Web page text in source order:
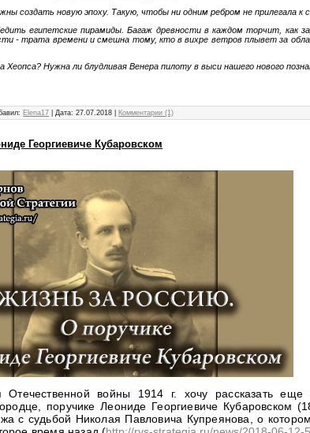
создать новую эпоху. Такую, чтобы ни одним ребром не прилегала к
египетские пирамиды. Багаж древности в каждом торчит, как
- трата времени и смешна тому, кто в вихре ветров плывет за
Нужна ли блудливая Венера пилоту в выси нашего нового
Elena17 Дата: 27.07.2018 Комментарии (1)
Георгиевиче Кубаровском
Отечественной войны 1914 г. хочу рассказать
поручике Леониде Георгиевиче Кубаровском
с судьбой Николая Павловича Купреянова, о